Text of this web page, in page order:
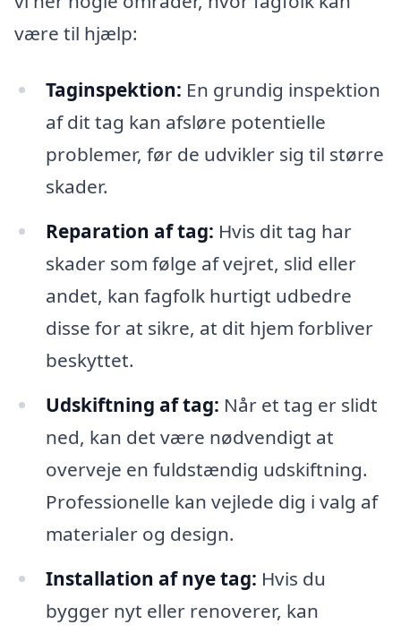
være til hjælp:
Taginspektion: En grundig inspektion
af dit tag kan afsløre potentielle
problemer, før de udvikler sig til større
skader.
Reparation af tag: Hvis dit tag har
skader som følge af vejret, slid eller
andet, kan fagfolk hurtigt udbedre
disse for at sikre, at dit hjem forbliver
beskyttet.
Udskiftning af tag: Når et tag er slidt
ned, kan det være nødvendigt at
overveje en fuldstændig udskiftning.
Professionelle kan vejlede dig i valg af
materialer og design.
Installation af nye tag: Hvis du
bygger nyt eller renoverer, kan